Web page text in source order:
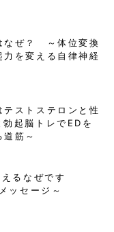
なぜ？ ～体位変換
を変える自律神経
ストステロンと性
起脳トレでEDを
筋～
るなぜです
ッセージ～